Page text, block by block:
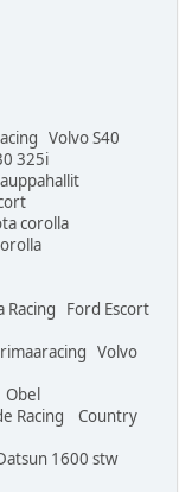
Volvo S40
325i
corolla
Ford Escort
Volvo
Racing Country
1600 stw